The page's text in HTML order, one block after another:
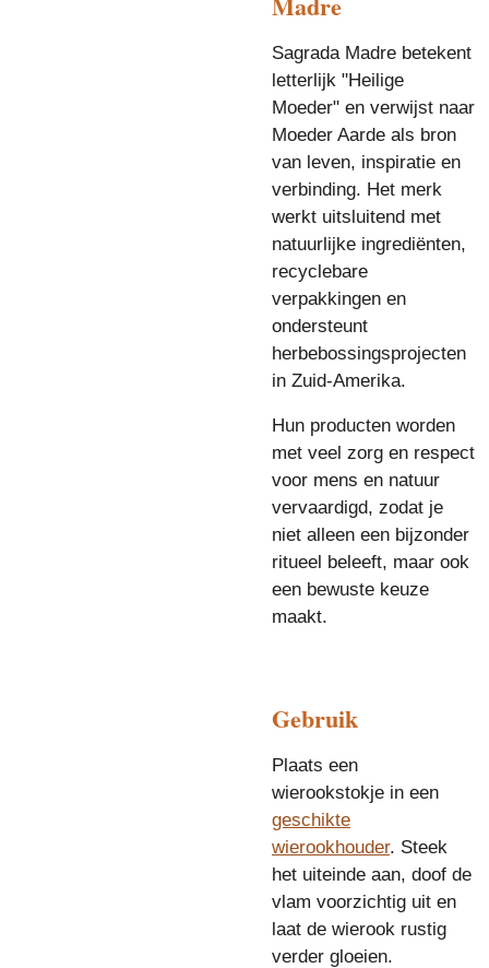
Sagrada Madre betekent
letterlijk "Heilige
Moeder" en verwijst naar
Moeder Aarde als bron
van leven, inspiratie en
verbinding. Het merk
werkt uitsluitend met
natuurlijke ingrediënten,
recyclebare
verpakkingen en
ondersteunt
herbebossingsprojecten
in Zuid-Amerika.
Hun producten worden
met veel zorg en respect
voor mens en natuur
vervaardigd, zodat je
niet alleen een bijzonder
ritueel beleeft, maar ook
een bewuste keuze
maakt.
Gebruik
Plaats een
wierookstokje in een
geschikte
wierookhouder. Steek
het uiteinde aan, doof de
vlam voorzichtig uit en
laat de wierook rustig
verder gloeien.